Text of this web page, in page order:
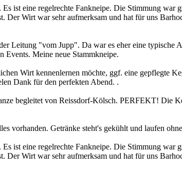
ist eine regelrechte Fankneipe. Die Stimmung war
Der Wirt war sehr aufmerksam und hat für uns
Leitung "vom Jupp". Da war es eher eine typische
Events. Meine neue Stammkneipe.
Wirt kennenlernen möchte, ggf. eine gepflegte
Dank für den perfekten Abend. .
begleitet von Reissdorf-Kölsch. PERFEKT! Die
vorhanden. Getränke steht's gekühlt und laufen
ist eine regelrechte Fankneipe. Die Stimmung war
Der Wirt war sehr aufmerksam und hat für uns